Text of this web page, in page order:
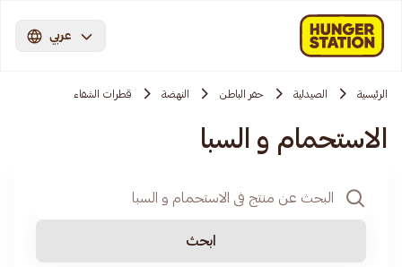
عربي
الرئيسية الصيدلية حفر الباطن النهضة قطرات الشفاء
الاستحمام و السبا
ابحث